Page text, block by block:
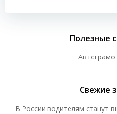
записям
Полезные
Свежие
В России водителям станут